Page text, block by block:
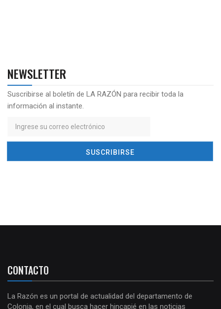
NEWSLETTER
Suscribirse al boletín de LA RAZÓN para recibir toda la
información al instante.
CONTACTO
La Razón es un portal de actualidad del departamento de
Colonia, en el cual busca hacer hincapié en las noticias